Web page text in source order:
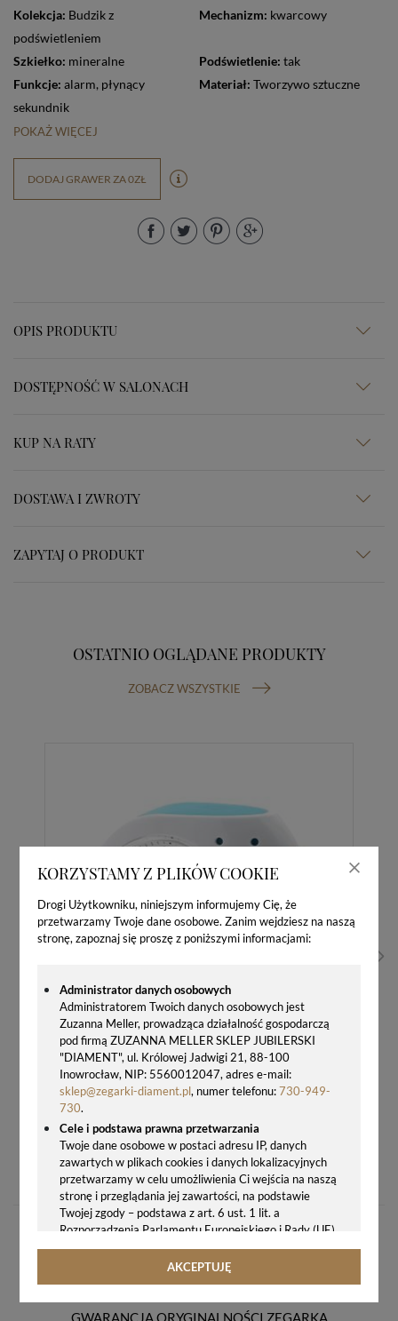
KORZYSTAMY Z PLIKÓW COOKIE
Drogi Użytkowniku, niniejszym informujemy Cię, że
przetwarzamy Twoje dane osobowe. Zanim wejdziesz na naszą
stronę, zapoznaj się proszę z poniższymi informacjami:
Administrator danych osobowych
Administratorem Twoich danych osobowych jest
Zuzanna Meller, prowadząca działalność gospodarczą
pod firmą ZUZANNA MELLER SKLEP JUBILERSKI
"DIAMENT", ul. Królowej Jadwigi 21, 88-100
Inowrocław, NIP: 5560012047, adres e-mail:
sklep@zegarki-diament.pl, numer telefonu:730-949-
730.
Cele i podstawa prawna przetwarzania
Twoje dane osobowe w postaci adresu IP, danych
zawartych w plikach cookies i danych lokalizacyjnych
przetwarzamy w celu umożliwienia Ci wejścia na naszą
stronę i przeglądania jej zawartości, na podstawie
Twojej zgody – podstawa z art. 6 ust. 1 lit. a
Rozporządzenia Parlamentu Europejskiego i Rady (UE)
2016/679 z 27.04.2016 r. w sprawie ochrony osób
fizycznych w związku z przetwarzaniem danych
rozporządzenie o ochronie danych, tj. RODO).
AKCEPTUJĘ
Kolekcja: Budzik z
podświetleniem
Mechanizm: kwarcowy
Szkiełko: mineralne Podświetlenie: tak
Funkcje: alarm,
sekundnik
Materiał: Tworzywo sztuczne
POKAŻ WIĘCEJ
DODAJ GRAWER ZA 0ZŁ
OPIS PRODUKTU
DOSTĘPNOŚĆ W SALONACH
KUP NA RATY
DOSTAWA I ZWROTY
ZAPYTAJ O PRODUKT
OSTATNIO OGLĄDANE PRODUKTY
ZOBACZ WSZYSTKIE
BUDZIK NA BATERIĘ JVD NIEBIESKO BIAŁY DIA-SRP214.2
58,00 zł
GWARANCJA ORYGINALNOŚCI ZEGARKA